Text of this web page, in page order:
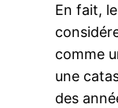
En fait,
comme
une
des